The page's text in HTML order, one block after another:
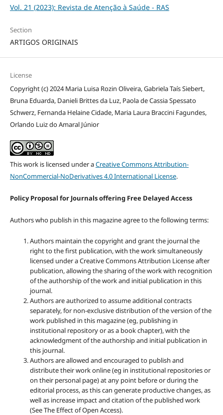
Vol. 21 (2023): Revista de Atenção à Saúde - RAS
Section
ARTIGOS ORIGINAIS
License
Copyright (c) 2024 Maria Luisa Rozin Oliveira, Gabriela Taís Siebert,
Bruna Eduarda, Danieli Brittes da Luz, Paola de Cassia Spessato
Schwerz, Fernanda Helaine Cidade, Maria Laura Braccini Fagundes,
Orlando Luiz do Amaral Júnior
This work is licensed under aCreative Commons Attribution-
NonCommercial-NoDerivatives 4.0 International License.
Policy Proposal for Journals offering Free Delayed Access
Authors who publish in this magazine agree to the following terms:
Authors maintain the copyright and grant the journal the
right to the first publication, with the work simultaneously
licensed under a Creative Commons Attribution License after
publication, allowing the sharing of the work with recognition
of the authorship of the work and initial publication in this
journal.
Authors are authorized to assume additional contracts
separately, for non-exclusive distribution of the version of the
work published in this magazine (eg, publishing in
institutional repository or as a book chapter), with the
acknowledgment of the authorship and initial publication in
this journal.
Authors are allowed and encouraged to publish and
distribute their work online (eg in institutional repositories or
on their personal page) at any point before or during the
editorial process, as this can generate productive changes, as
well as increase impact and citation of the published work
(See The Effect of Open Access).